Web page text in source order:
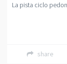
La pista ciclo
share